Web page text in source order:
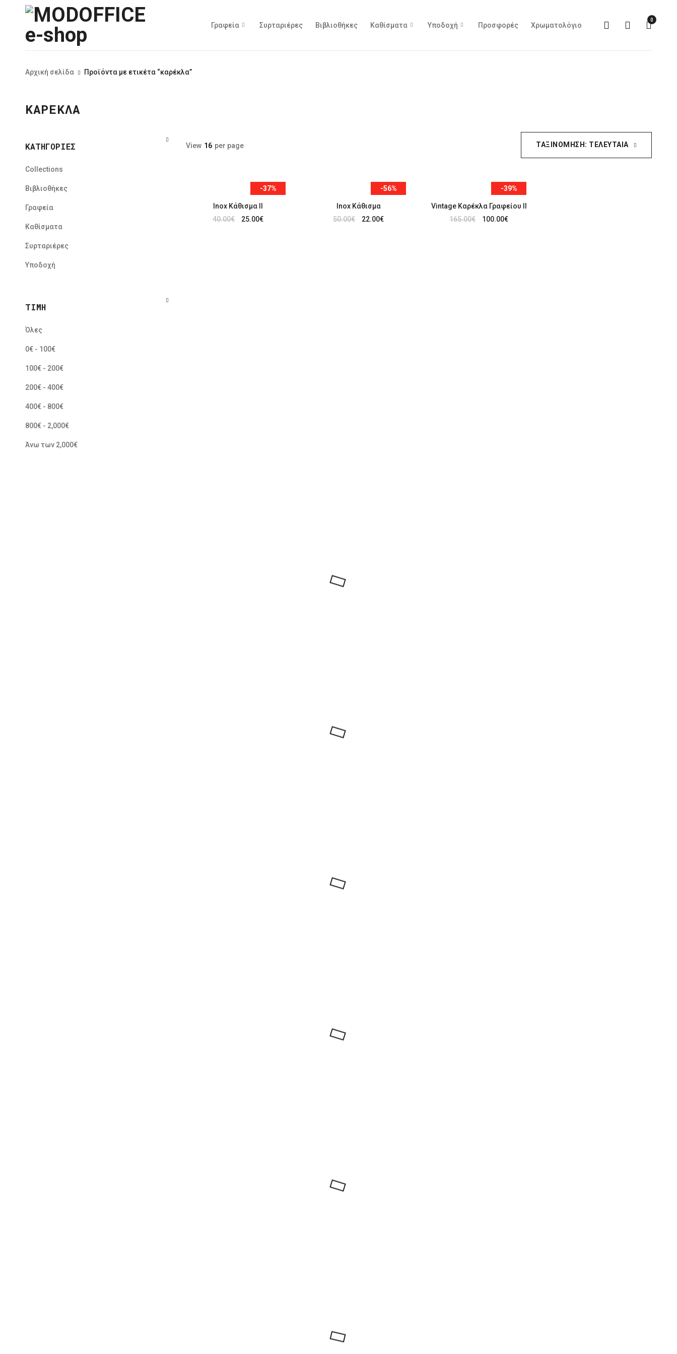
Γραφεία Συρταριέρες Βιβλιοθήκες Καθίσματα Υποδοχή Προσφορές Χρωματολόγιο
0
Αρχική σελίδα Προϊόντα με ετικέτα “καρέκλα”
ΚΑΡΈΚΛΑ
ΚΑΤΗΓΟΡΊΕΣ
Collections
Βιβλιοθήκες
Γραφεία
Καθίσματα
Συρταριέρες
Υποδοχή
ΤΙΜΉ
Όλες
0€ - 100€
100€ - 200€
200€ - 400€
400€ - 800€
800€ - 2,000€
Άνω των 2,000€
ΤΑΞΙΝΌΜΗΣΗ: ΤΕΛΕΥΤΑΊΑ
View 16 per page
-37%
Inox Κάθισμα ΙΙ
40.00€ 25.00€
-56%
Inox Κάθισμα
50.00€ 22.00€
-39%
Vintage Καρέκλα Γραφείου ΙΙ
165.00€ 100.00€